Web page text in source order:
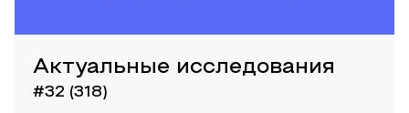
Актуальные исследования
#32 (318)